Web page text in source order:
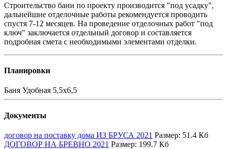
Строительство бани по проекту производится "под усадку",
дальнейшие отделочные работы рекомендуется проводить
спустя 7-12 месяцев. На проведение отделочных работ "под
ключ" заключается отдельный договор и составляется
подробная смета с необходимыми элементами отделки.
Планировки
Баня Удобная 5,5х6,5
Документы
договор на поставку дома ИЗ БРУСА 2021 Размер: 51.4 Кб
ДОГОВОР НА БРЕВНО 2021 Размер: 199.7 Кб